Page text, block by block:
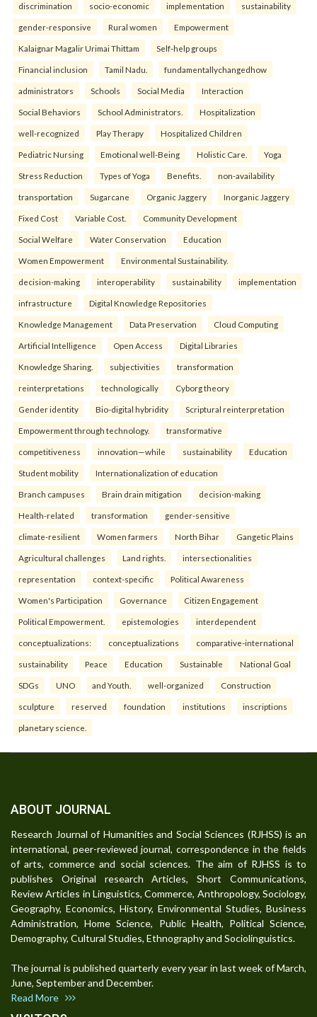
discrimination socio-economic implementation sustainability
gender-responsive Rural women Empowerment
Kalaignar Magalir Urimai Thittam Self-help groups
Financial inclusion Tamil Nadu. fundamentallychangedhow
administrators Schools Social Media Interaction
Social Behaviors School Administrators. Hospitalization
well-recognized Play Therapy Hospitalized Children
Pediatric Nursing Emotional well-Being Holistic Care. Yoga
Stress Reduction Types of Yoga Benefits. non-availability
transportation Sugarcane Organic Jaggery Inorganic Jaggery
Fixed Cost Variable Cost. Community Development
Social Welfare Water Conservation Education
Women Empowerment Environmental Sustainability.
decision-making interoperability sustainability implementation
infrastructure Digital Knowledge Repositories
Knowledge Management Data Preservation Cloud Computing
Artificial Intelligence Open Access Digital Libraries
Knowledge Sharing. subjectivities transformation
reinterpreta⁠tions tec⁠hnologically Cyborg theory
Gender identity Bio-digital hybridity Scriptural reinterpretation
Empowerment through technology. transformative
competitiveness innovation—while sustainability Education
Student mobility Internationalization of education
Branch campuses Brain drain mitigation decision-making
Health-related transformation gender-sensitive
climate-resilient Women farmers North Bihar Gangetic Plains
Agricultural challenges Land rights. intersectionalities
representation context-specific Political Awareness
Women's Participation Governance Citizen Engagement
Political Empowerment. epistemologies interdependent
conceptualizations: conceptualizations comparative-international
sustainability Peace Education Sustainable National Goal
SDGs UNO and Youth. well-organized Construction
sculpture reserved foundation institutions inscriptions
planetary science.
ABOUT JOURNAL
Research Journal of Humanities and Social Sciences (RJHSS) is an
international, peer-reviewed journal, correspondence in the fields
of arts, commerce and social sciences. The aim of RJHSS is to
publishes Original research Articles, Short Communications,
Review Articles in Linguistics, Commerce, Anthropology, Sociology,
Geography, Economics, History, Environmental Studies, Business
Administration, Home Science, Public Health, Political Science,
Demography, Cultural Studies, Ethnography and Sociolinguistics.
The journal is published quarterly every year in last week of March,
June, September and December.
Read More